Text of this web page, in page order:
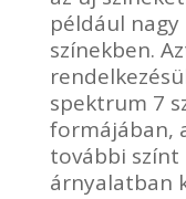
például
színekben.
spektrum 7
formájában,
további
árnyalatban